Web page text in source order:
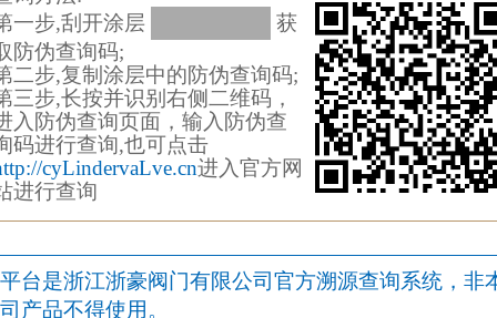
一步,刮开涂层
获
防伪查询码;
二步,复制涂层中的防伪查询码;
三步,长按并识别右侧二维码，
入防伪查询页面，输入防伪查
码进行查询,也可点击
cyLindervaLve.cn进入官方网
进行查询
台是浙江浙豪阀门有限公司官方溯源查询系统，非
产品不得使用。